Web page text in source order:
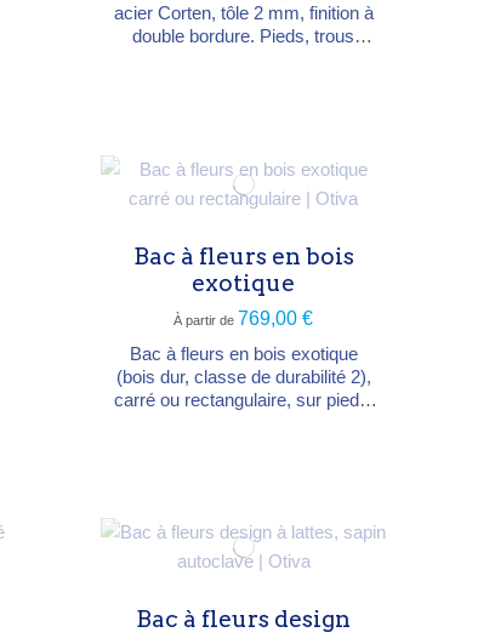
acier Corten, tôle 2 mm, finition à
double bordure. Pieds, trous
Garantie 5 ans.
Bac à fleurs en bois
exotique
À partir de 769,00 €
Bac à fleurs en bois exotique
(bois dur, classe de durabilité 2),
carré ou rectangulaire, sur pieds.
200×50×H60 cm. Sur mesure
possible.
Bac à fleurs design